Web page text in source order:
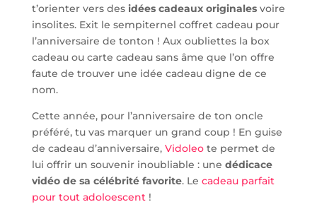
t’orienter vers des idées cadeaux originalesvoire
insolites. Exit le sempiternel coffret cadeau pour
l’anniversaire de tonton ! Aux oubliettes la box
cadeau ou carte cadeau sans âme que l’on offre
faute de trouver une idée cadeau digne de ce
nom.
Cette année, pour l’anniversaire de ton oncle
préféré, tu vas marquer un grand coup ! En guise
de cadeau d’anniversaire, Vidoleote permet de
lui offrir un souvenir inoubliable : une dédicace
vidéo de sa célébrité favorite. Le cadeau parfait
pour tout adoloescent!